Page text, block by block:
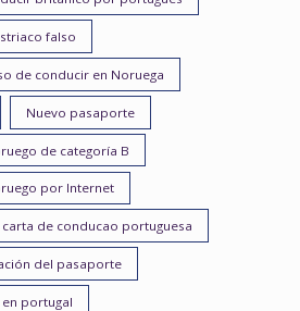
falso
de conducir en Noruega
Nuevo pasaporte
de categoría B
por Internet
de conducao portuguesa
del pasaporte
portugal